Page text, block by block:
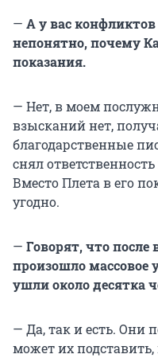
— А у вас
непонятно, почему
показания.
— Нет, в моем
взысканий нет,
благодарственные
снял
Вместо Плета в его
угодно.
— Говорят, что
произошло массовое
ушли около десятка
— Да, так и есть. Они
может их